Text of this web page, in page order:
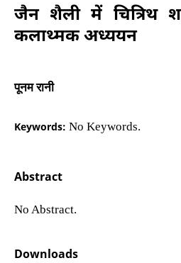
जैन शैली में चित्रिथ
कलाथ्मक अध्ययन
पूनम रानी
Keywords: No Keywords.
Abstract
No Abstract.
Downloads